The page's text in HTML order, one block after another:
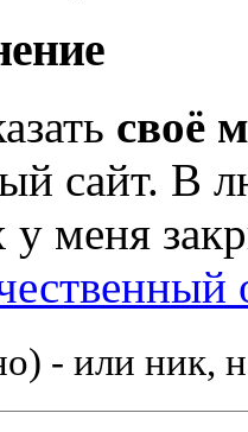
своё
сайт. В
у меня
- или ник,